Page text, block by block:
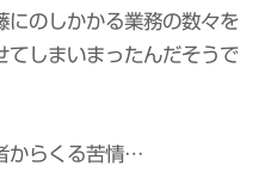
にのしかかる業務の数々を
てしまいまったんだそうで
からくる苦情…